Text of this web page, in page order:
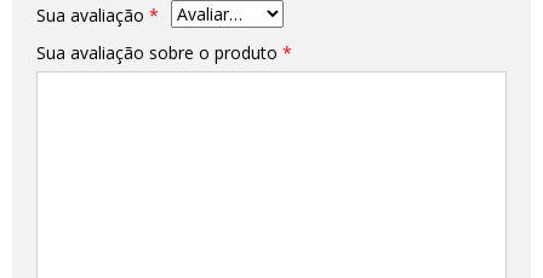
Sua avaliação *
Sua avaliação sobre o produto *